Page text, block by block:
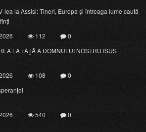
lea la Assisi: Tineri, Europa și întreaga lume caută
112
0
LA FAŢĂ A DOMNULUI NOSTRU ISUS
108
0
540 0